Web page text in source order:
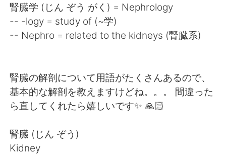
Русский ไทย
Indonesia Italiano
Português
腎臓学 (じん ぞう がく) = Nephrology
-- -logy = study of (~学)
-- Nephro = related to the kidneys (腎臓系)
腎臓の解剖について用語がたくさんあるので、
基本的な解剖を教えますけどね。。。 間違った
ら直してくれたら嬉しいです✨ 🙏🏻
腎臓 (じん ぞう)
Kidney